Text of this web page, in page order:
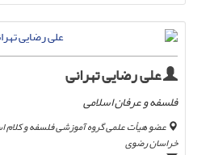
علی رضایی تهرانی
فلسفه و عرفان اسلامی
عضو هیأت علمی گروه آموزشی فلسفه و کلام
خراسان رضوی